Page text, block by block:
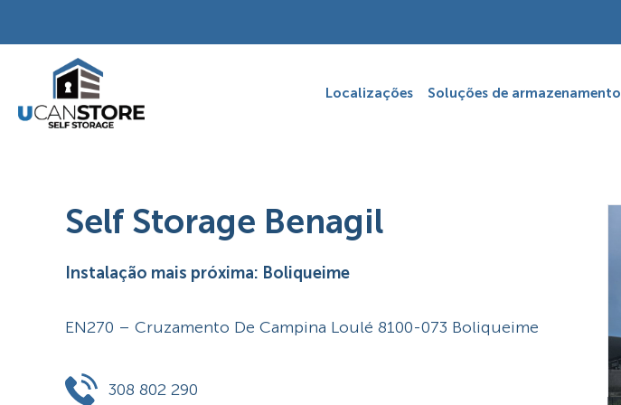
content
Localizações Soluções de armazenamento
Self Storage Benagil
Instalação mais próxima: Boliqueime
EN270 – Cruzamento De Campina Loulé 8100-073 Boliqueime
308 802 290